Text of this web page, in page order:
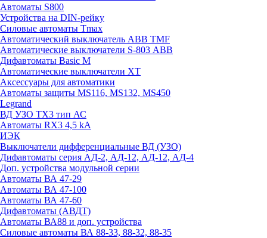
Автоматы S800
Устройства на DIN-рейку
Силовые автоматы Tmax
Автоматический выключатель ABB TMF
Автоматические выключатели S-803 АВВ
Дифавтоматы Basic M
Автоматические выключатели XT
Аксессуары для автоматики
Автоматы защиты MS116, MS132, MS450
Legrand
ВД УЗО TX3 тип АС
Автоматы RX3 4,5 kA
ИЭК
Выключатели дифференциальные ВД (УЗО)
Дифавтоматы серия АД-2, АД-12, АД-12, АД-4
Доп. устройства модульной серии
Автоматы ВА 47-29
Автоматы ВА 47-100
Автоматы ВА 47-60
Дифавтоматы (АВДТ)
Автоматы ВА88 и доп. устройства
Силовые автоматы ВА 88-33, 88-32, 88-35